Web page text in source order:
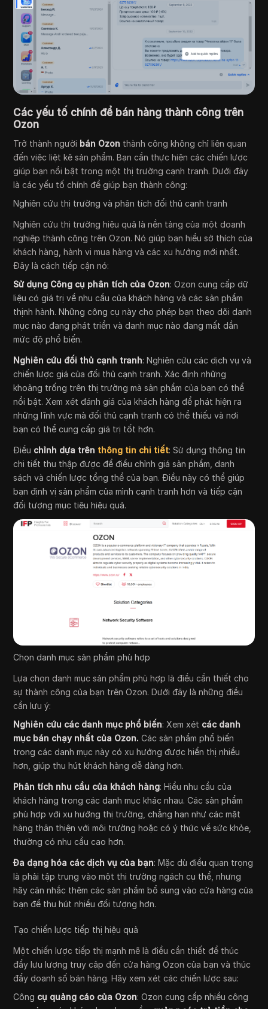
Các yếu tố chính để bán hàng thành công trên
Ozon
Trở thành người bán Ozon thành công không chỉ liên quan
đến việc liệt kê sản phẩm. Bạn cần thực hiện các chiến lược
giúp bạn nổi bật trong một thị trường cạnh tranh. Dưới đây
là các yếu tố chính để giúp bạn thành công:
Nghiên cứu thị trường và phân tích đối thủ cạnh tranh
Nghiên cứu thị trường hiệu quả là nền tảng của một doanh
nghiệp thành công trên Ozon. Nó giúp bạn hiểu sở thích của
khách hàng, hành vi mua hàng và các xu hướng mới nhất.
Đây là cách tiếp cận nó:
Sử dụng Công cụ phân tích của Ozon: Ozon cung cấp dữ
liệu có giá trị về nhu cầu của khách hàng và các sản phẩm
thịnh hành. Những công cụ này cho phép bạn theo dõi danh
mục nào đang phát triển và danh mục nào đang mất dần
mức độ phổ biến.
Nghiên cứu đối thủ cạnh tranh: Nghiên cứu các dịch vụ và
chiến lược giá của đối thủ cạnh tranh. Xác định những
khoảng trống trên thị trường mà sản phẩm của bạn có thể
nổi bật. Xem xét đánh giá của khách hàng để phát hiện ra
những lĩnh vực mà đối thủ cạnh tranh có thể thiếu và nơi
bạn có thể cung cấp giá trị tốt hơn.
Điều chỉnh dựa trên thông tin chi tiết: Sử dụng thông tin
chi tiết thu thập được để điều chỉnh giá sản phẩm, danh
sách và chiến lược tổng thể của bạn. Điều này có thể giúp
bạn định vị sản phẩm của mình cạnh tranh hơn và tiếp cận
đối tượng mục tiêu hiệu quả.
Chọn danh mục sản phẩm phù hợp
Lựa chọn danh mục sản phẩm phù hợp là điều cần thiết cho
sự thành công của bạn trên Ozon. Dưới đây là những điều
cần lưu ý:
Nghiên cứu các danh mục phổ biến: Xem xét các danh
mục bán chạy nhất của Ozon. Các sản phẩm phổ biến
trong các danh mục này có xu hướng được hiển thị nhiều
hơn, giúp thu hút khách hàng dễ dàng hơn.
Phân tích nhu cầu của khách hàng: Hiểu nhu cầu của
khách hàng trong các danh mục khác nhau. Các sản phẩm
phù hợp với xu hướng thị trường, chẳng hạn như các mặt
hàng thân thiện với môi trường hoặc có ý thức về sức khỏe,
thường có nhu cầu cao hơn.
Đa dạng hóa các dịch vụ của bạn: Mặc dù điều quan trọng
là phải tập trung vào một thị trường ngách cụ thể, nhưng
hãy cân nhắc thêm các sản phẩm bổ sung vào cửa hàng của
bạn để thu hút nhiều đối tượng hơn.
Tạo chiến lược tiếp thị hiệu quả
Một chiến lược tiếp thị mạnh mẽ là điều cần thiết để thúc
đẩy lưu lượng truy cập đến cửa hàng Ozon của bạn và thúc
đẩy doanh số bán hàng. Hãy xem xét các chiến lược sau:
Công cụ quảng cáo của Ozon: Ozon cung cấp nhiều công